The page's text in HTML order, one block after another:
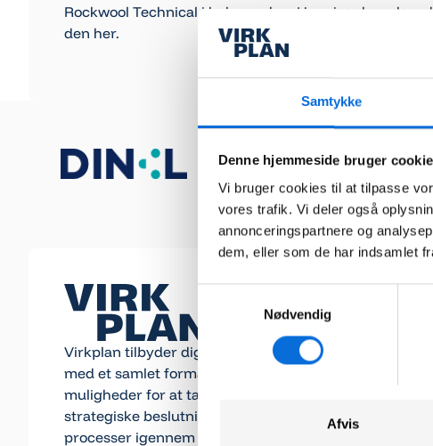
Samtykke
Denne hjemmeside bruger
Vi bruger cookies til at tilpasse
vores trafik. Vi deler også
annonceringspartnere og
dem, eller som de har indsamlet
Nødvendig
Afvis
Rockwool Technical i hele norden. Her viser han
den her.
Virkplan tilbyder dig en bred vifte af værktøjer
med et samlet formål – at forbedre dine
muligheder for at tage veldokumenterede
strategiske beslutninger og optimere interne
processer igennem datavisualisering.